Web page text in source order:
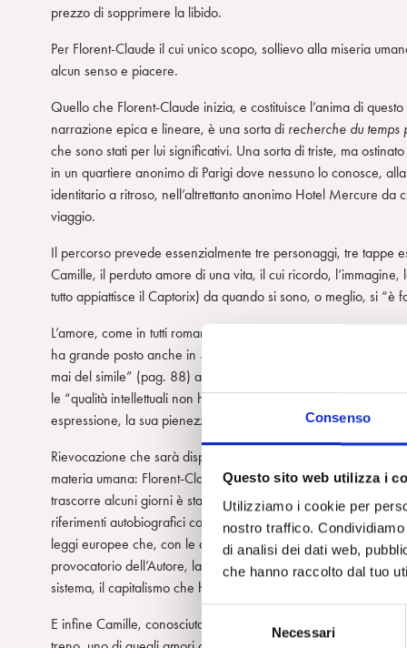
Consenso
Questo sito web utilizza i
Utilizziamo i cookie per
nostro traffico.
di analisi dei dati web,
che hanno raccolto dal tuo
Necessari
prezzo di sopprimere la libido.
Per Florent-Claude il cui unico scopo, sollievo alla miseria
alcun senso e piacere.
Quello che Florent-Claude inizia, e costituisce l’anima di
narrazione epica e lineare, è una sorta di recherche du temps
che sono stati per lui significativi. Una sorta di triste, ma
in un quartiere anonimo di Parigi dove nessuno lo conosce,
identitario a ritroso, nell’altrettanto anonimo Hotel Mercure
viaggio.
Il percorso prevede essenzialmente tre personaggi, tre tappe
Camille, il perduto amore di una vita, il cui ricordo,
tutto appiattisce il Captorix) da quando si sono, o meglio, si “è
L’amore, come in tutti romanzi di Houellebecq, nonostante o
ha grande posto anche in Serotonina
mai del simile” (pag. 88) amore che viene diviso “dalla
le “qualità intellettuali non hanno alcuna importanza in
espressione, la sua pienezza, e il suo inevitabile limite.
Rievocazione che sarà disperata, non facendo che
materia umana: Florent-Claude non trova che dei resti, dei
trascorre alcuni giorni è stato lasciato dalla moglie, sostenuto
riferimenti autobiografici come la propensione al bere), un
leggi europee che, con le quote latte, riducono sul lastrico i
provocatorio dell’Autore, la feroce critica sociale qui collocata
sistema, il capitalismo che ha ucciso nell’uomo ogni spinta al
E infine Camille, conosciuta nove anni prima come giovane